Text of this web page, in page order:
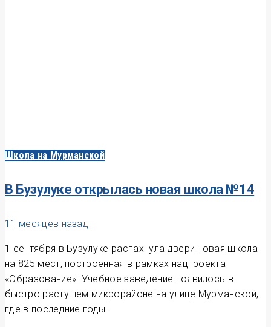
Школа на Мурманской
В Бузулуке открылась новая школа №14
11 месяцев назад
1 сентября в Бузулуке распахнула двери новая школа
на 825 мест, построенная в рамках нацпроекта
«Образование». Учебное заведение появилось в
быстро растущем микрорайоне на улице Мурманской,
где в последние годы…